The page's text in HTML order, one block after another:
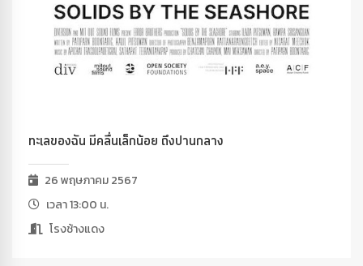
ทะเลของฉัน มีคลื่นเล็กน้อย ถึงปานกลาง
26 พฤษภาคม 2567
เวลา 13:00 น.
โรงช้างแดง